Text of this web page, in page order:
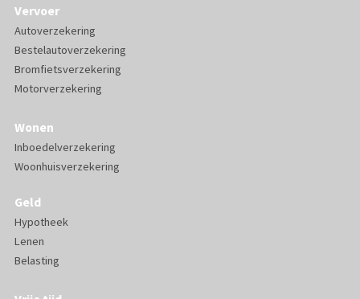
Vervoer
Autoverzekering
Bestelautoverzekering
Bromfietsverzekering
Motorverzekering
Wonen
Inboedelverzekering
Woonhuisverzekering
Geld
Hypotheek
Lenen
Belasting